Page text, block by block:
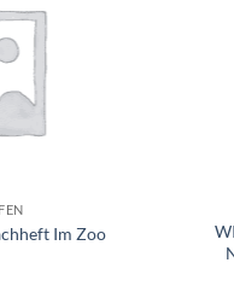
Im Zoo